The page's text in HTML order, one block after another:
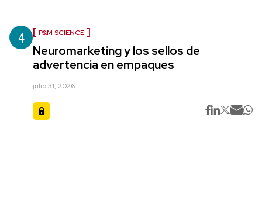
4 P&M SCIENCE
Neuromarketing y los sellos de
advertencia en empaques
julio 31, 2026